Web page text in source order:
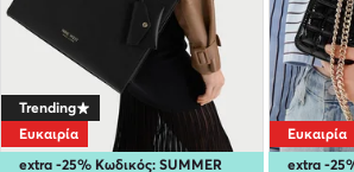
extra -25% Κωδικός: SUMMER
Trending
Ευκαιρία
extra -
Ευκαιρία